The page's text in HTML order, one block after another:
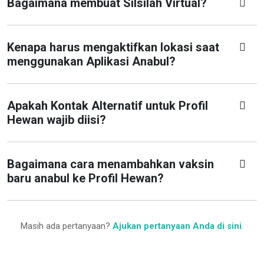
Bagaimana membuat Silsilah Virtual?
Kenapa harus mengaktifkan lokasi saat
menggunakan Aplikasi Anabul?
Apakah Kontak Alternatif untuk Profil
Hewan wajib diisi?
Bagaimana cara menambahkan vaksin
baru anabul ke Profil Hewan?
Masih ada pertanyaan? Ajukan pertanyaan Anda di sini.